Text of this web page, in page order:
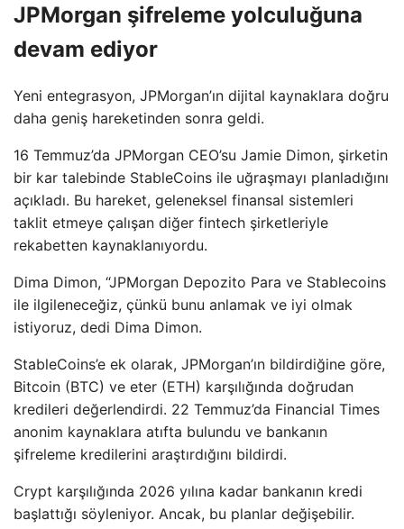
JPMorgan şifreleme yolculuğuna
devam ediyor
Yeni entegrasyon, JPMorgan’ın dijital kaynaklara doğru
daha geniş hareketinden sonra geldi.
16 Temmuz’da JPMorgan CEO’su Jamie Dimon, şirketin
bir kar talebinde StableCoins ile uğraşmayı planladığını
açıkladı. Bu hareket, geleneksel finansal sistemleri
taklit etmeye çalışan diğer fintech şirketleriyle
rekabetten kaynaklanıyordu.
Dima Dimon, “JPMorgan Depozito Para ve Stablecoins
ile ilgileneceğiz, çünkü bunu anlamak ve iyi olmak
istiyoruz, dedi Dima Dimon.
StableCoins’e ek olarak, JPMorgan’ın bildirdiğine göre,
Bitcoin (BTC) ve eter (ETH) karşılığında doğrudan
kredileri değerlendirdi. 22 Temmuz’da Financial Times
anonim kaynaklara atıfta bulundu ve bankanın
şifreleme kredilerini araştırdığını bildirdi.
Crypt karşılığında 2026 yılına kadar bankanın kredi
başlattığı söyleniyor. Ancak, bu planlar değişebilir.